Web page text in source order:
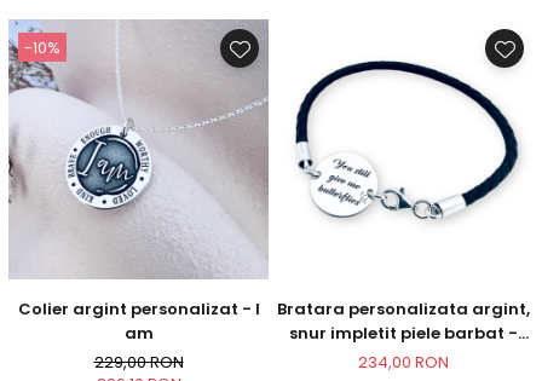
-10%
Colier argint personalizat - I
am
229,00 RON
Bratara personalizata argint,
snur impletit piele barbat -
Butterflies
234,00 RON